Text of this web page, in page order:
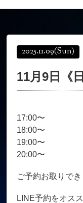
オンラインショップ
育毛コース
お客様の声
ご予約＋お問い合わせ
2025.11.09(Sun)
11月9日《
17:00〜
18:00〜
19:00〜
20:00〜
ご予約お取りでき
LINE予約をオス